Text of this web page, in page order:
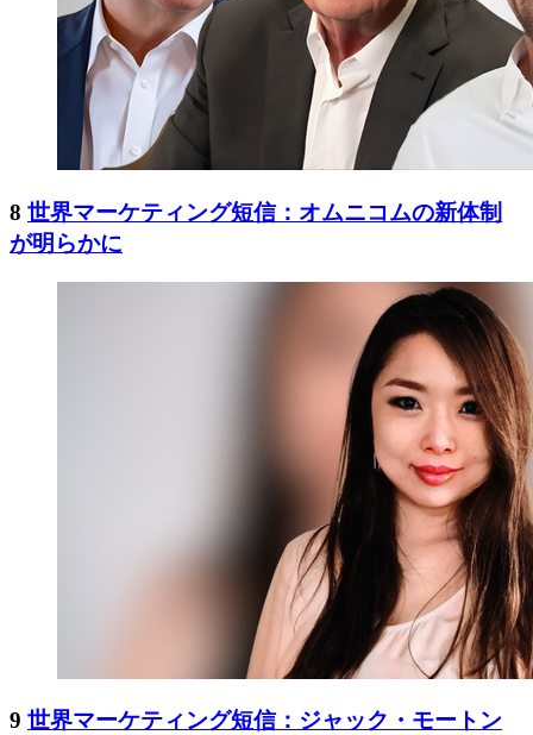
8 世界マーケティング短信：オムニコムの新体制
が明らかに
9 世界マーケティング短信：ジャック・モートン